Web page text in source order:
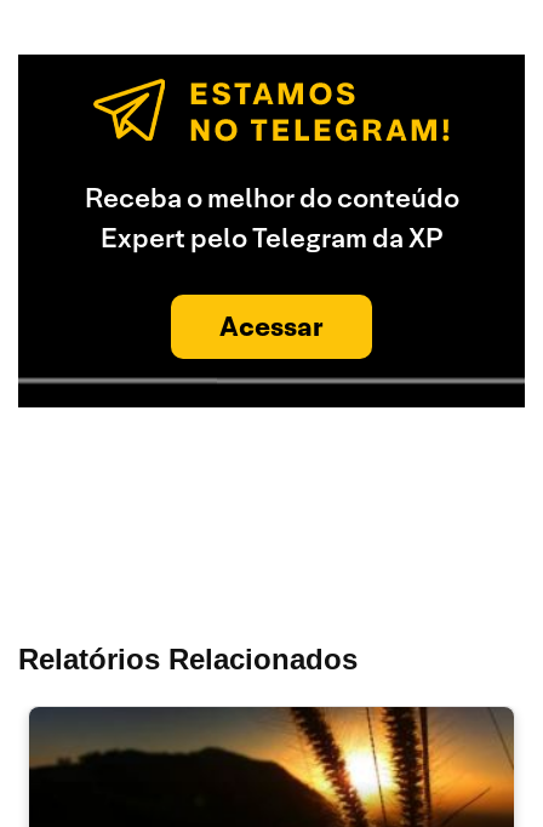
Receba o melhor do conteúdo
Expert pelo Telegram da XP
Acessar
Relatórios Relacionados